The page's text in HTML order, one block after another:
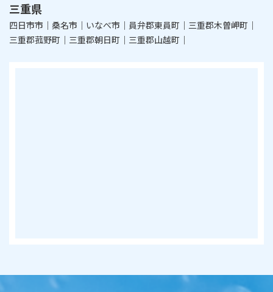
三重県
四日市市｜桑名市｜いなべ市｜員弁郡東員町｜三重郡木曽岬町｜
三重郡菰野町｜三重郡朝日町｜三重郡山越町｜